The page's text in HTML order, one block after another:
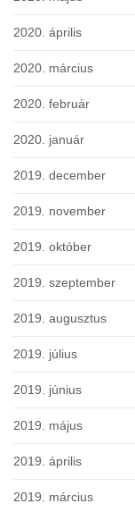
2020. április
2020. március
2020. február
2020. január
2019. december
2019. november
2019. október
2019. szeptember
2019. augusztus
2019. július
2019. június
2019. május
2019. április
2019. március